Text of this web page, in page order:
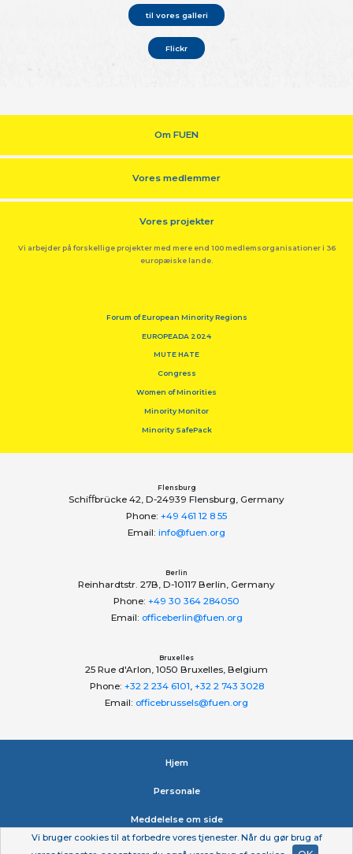
til vores galleri
Flickr
Om FUEN
Vores medlemmer
Vores projekter
Vi arbejder på forskellige projekter med mere end 100 medlemsorganisationer i 36
europæiske lande.
Forum of European Minority Regions
EUROPEADA 2024
MUTE HATE
Congress
Women of Minorities
Minority Monitor
Minority SafePack
Flensburg
Schiﬀbrücke 42, D-24939 Flensburg, Germany
Phone: +49 461 12 8 55
Email: info@fuen.org
Berlin
Reinhardtstr. 27B, D-10117 Berlin, Germany
Phone: +49 30 364 284050
Email: officeberlin@fuen.org
Bruxelles
25 Rue d'Arlon, 1050 Bruxelles, Belgium
Phone: +32 2 234 6101 +32 2 743 3028
Email: officebrussels@fuen.org
Hjem
Personale
Meddelelse om side
Vi bruger cookies til at forbedre vores tjenester. Når du gør brug af